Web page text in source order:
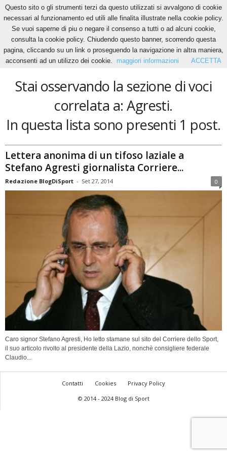
Home Tags Agresti
Agresti
Stai osservando la sezione di voci
correlata a: Agresti.
In questa lista sono presenti 1 post.
Lettera anonima di un tifoso laziale a
Stefano Agresti giornalista Corriere...
Redazione BlogDiSport - Set 27, 2014 0
Caro signor Stefano Agresti, Ho letto stamane sul sito del Corriere dello Sport,
il suo articolo rivolto al presidente della Lazio, nonchè consigliere federale
Claudio...
Contatti Cookies
Privacy Policy
© 2014 - 2024 Blog di Sport
Questo sito o gli strumenti terzi da questo utilizzati si avvalgono di cookie
necessari al funzionamento ed utili alle finalita illustrate nella cookie policy.
Se vuoi saperne di piu o negare il consenso a tutti o ad alcuni cookie,
consulta la cookie policy. Chiudendo questo banner, scorrendo questa
pagina, cliccando su un link o proseguendo la navigazione in altra maniera,
acconsenti ad un utilizzo dei cookie.
maggiori informazioni ACCETTA